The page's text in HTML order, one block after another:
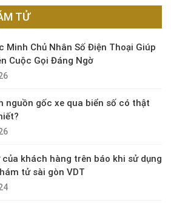
TỬ
Minh Chủ Nhân Số Điện Thoại Giúp
Cuộc Gọi Đáng Ngờ
nguồn gốc xe qua biển số có thật
của khách hàng trên báo khi sử dụng
tử sài gòn VDT